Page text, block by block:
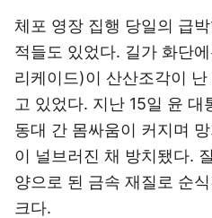
체포 영장 집행 당일의 급
적들도 있었다. 길가 화단
리케이드)이 산산조각이
고 있었다. 지난 15일 윤 대
동대 간 몸싸움이 커지며
이 널브러진 채 방치됐다.
양으로 된 금속 재질로 순
크다.